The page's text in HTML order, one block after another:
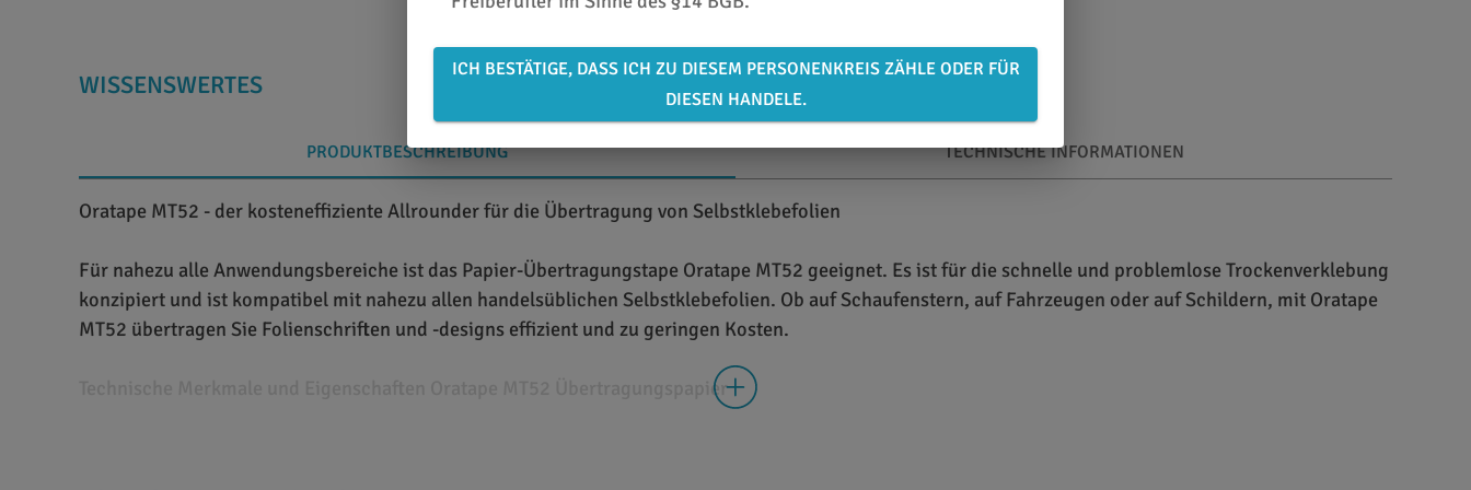
WISSENSWERTES
PRODUKTBESCHREIBUNG TECHNISCHE INFORMATIONEN
Oratape MT52 - der kosteneffiziente Allrounder für die Übertragung von Selbstklebefolien
Für nahezu alle Anwendungsbereiche ist das Papier-Übertragungstape Oratape MT52 geeignet. Es ist für die schnelle und problemlose Trockenverklebung
konzipiert und ist kompatibel mit nahezu allen handelsüblichen Selbstklebefolien. Ob auf Schaufenstern, auf Fahrzeugen oder auf Schildern, mit Oratape
MT52 übertragen Sie Folienschriften und -designs effizient und zu geringen Kosten.
Technische Merkmale und Eigenschaften Oratape MT52 Übertragungspapier
ICH BESTÄTIGE, DASS ICH ZU DIESEM PERSONENKREIS ZÄHLE ODER FÜR
DIESEN HANDELE.